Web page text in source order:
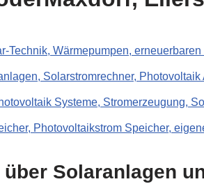
Technik, Wärmepumpen, erneuerbaren
Solarstromrechner, Photovoltaik
Systeme, Stromerzeugung,
Photovoltaikstrom Speicher,
Solaranlagen